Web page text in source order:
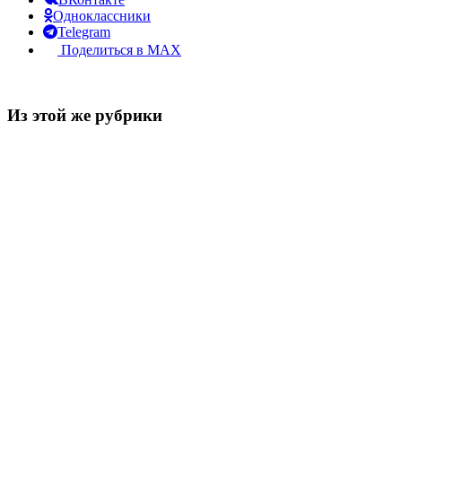
Одноклассники
Telegram
Поделиться в MAX
Из этой же рубрики